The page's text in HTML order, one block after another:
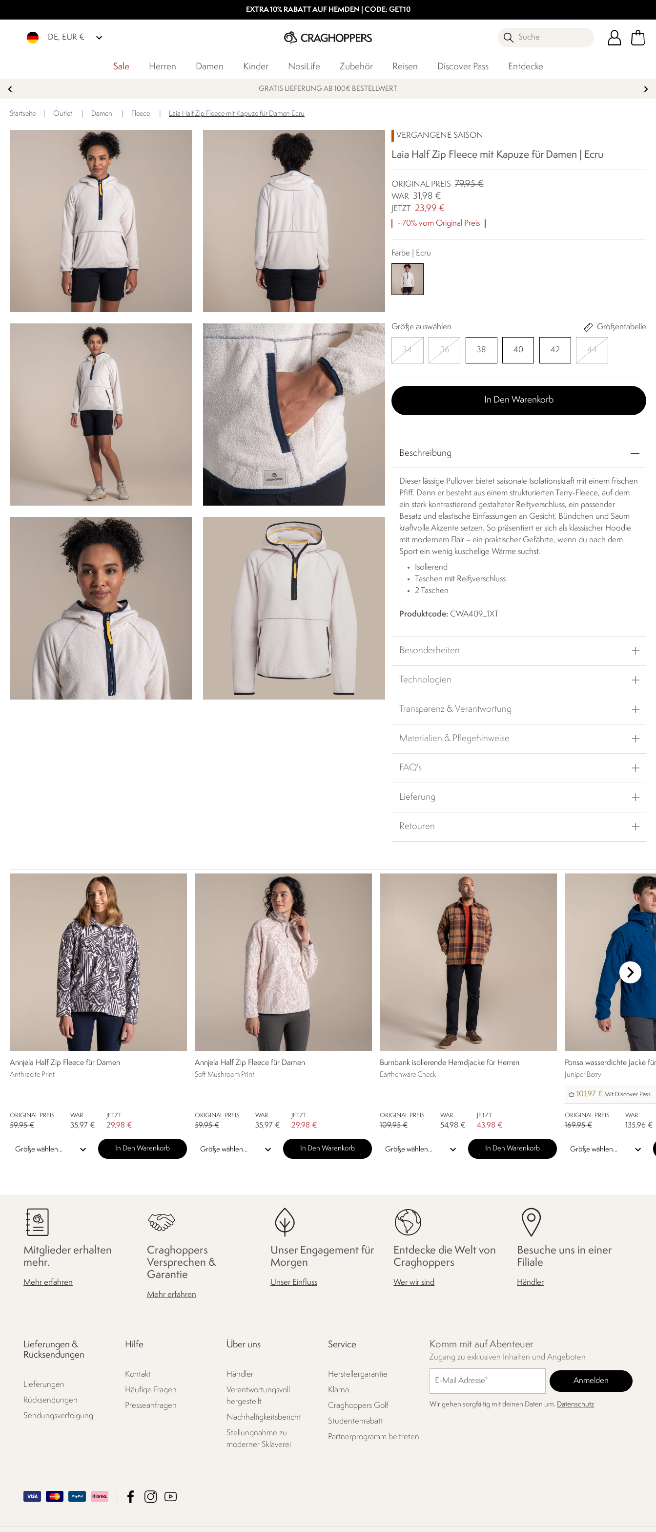
EXTRA 10% RABATT AUF HEMDEN | CODE: GET10
DE, EUR € Suche
Sale Herren Damen Kinder NosiLife Zubehör Reisen Discover Pass Entdecke
GRATIS LIEFERUNG AB 100€ BESTELLWERT
Startseite Outlet Damen Fleece Laia Half Zip Fleece mit Kapuze für Damen Ecru
VERGANGENE SAISON
Laia Half Zip Fleece mit Kapuze für Damen | Ecru
ORIGINAL PREIS 79,95 €
WAR 31,98 €
JETZT 23,99 €
- 70% vom Original Preis
Farbe | Ecru
Größe auswählen Größentabelle
34 36 38 40 42 44
In Den Warenkorb
Beschreibung
Dieser lässige Pullover bietet saisonale Isolationskraft mit einem frischen
Pfiff. Denn er besteht aus einem strukturierten Terry-Fleece, auf dem
ein stark kontrastierend gestalteter Reißverschluss, ein passender
Besatz und elastische Einfassungen an Gesicht, Bündchen und Saum
kraftvolle Akzente setzen. So präsentiert er sich als klassischer Hoodie
mit modernem Flair – ein praktischer Gefährte, wenn du nach dem
Sport ein wenig kuschelige Wärme suchst.
Isolierend
Taschen mit Reißverschluss
2 Taschen
Produktcode: CWA409_1XT
Besonderheiten
Technologien
Transparenz & Verantwortung
Materialien & Pflegehinweise
FAQ's
Lieferung
Retouren
Annjela Half Zip Fleece für Damen
Anthracite Print
ORIGINAL PREIS
59,95 €
WAR
35,97 €
JETZT
29,98 €
In Den Warenkorb
Annjela Half Zip Fleece für Damen
Soft Mushroom Print
ORIGINAL PREIS
59,95 €
WAR
35,97 €
JETZT
29,98 €
In Den Warenkorb
Burnbank isolierende Hemdjacke für Herren
Earthenware Check
ORIGINAL PREIS
109,95 €
WAR
54,98 €
JETZT
43,98 €
In Den Warenkorb
Ponsa wasserdichte Jacke
Juniper Berry
101,97 € Mit Discover Pass
ORIGINAL PREIS
169,95 €
WAR
135,96 €
Mitglieder erhalten
mehr.
Mehr erfahren
Craghoppers
Versprechen &
Garantie
Mehr erfahren
Unser Engagement für
Morgen
Unser Einfluss
Entdecke die Welt von
Craghoppers
Wer wir sind
Besuche uns in einer
Filiale
Händler
Lieferungen &
Rücksendungen
Lieferungen
Rücksendungen
Sendungsverfolgung
Hilfe
Kontakt
Häufige Fragen
Presseanfragen
Über uns
Händler
Verantwortungsvoll
hergestellt
Nachhaltigkeitsbericht
Stellungnahme zu
moderner Sklaverei
Service
Herstellergarantie
Klarna
Craghoppers Golf
Studentenrabatt
Partnerprogramm beitreten
Komm mit auf Abenteuer
Zugang zu exklusiven Inhalten und Angeboten
Wir gehen sorgfältig mit deinen Daten um. Datenschutz